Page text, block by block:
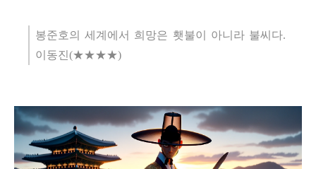
봉준호의 세계에서 희망은 횃불이 아니라 불씨다.
이동진(★★★★)